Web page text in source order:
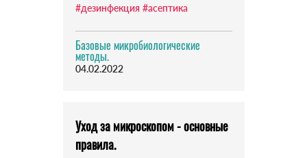
#дезинфекция #асептика
Базовые микробиологические
методы.
04.02.2022
Уход за микроскопом - основные
правила.